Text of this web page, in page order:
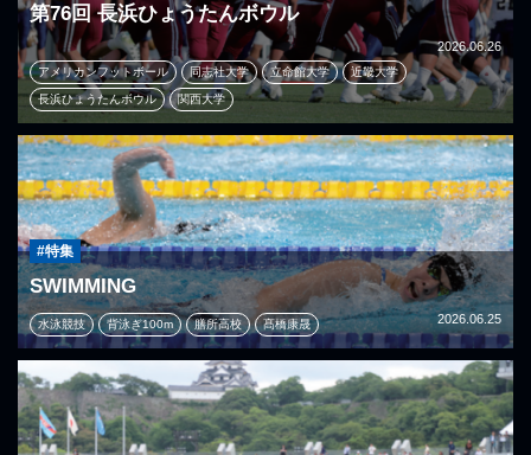
第76回 長浜ひょうたんボウル
2026.06.26
アメリカンフットボール 同志社大学 立命館大学 近畿大学
長浜ひょうたんボウル 関西大学
#特集
SWIMMING
2026.06.25
水泳競技 背泳ぎ100m 膳所高校 髙橋康晟